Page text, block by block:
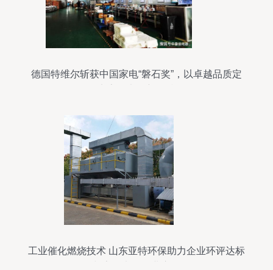
德国特维尔斩获中国家电“磐石奖”，以卓越品质定
工业催化燃烧技术 山东亚特环保助力企业环评达标